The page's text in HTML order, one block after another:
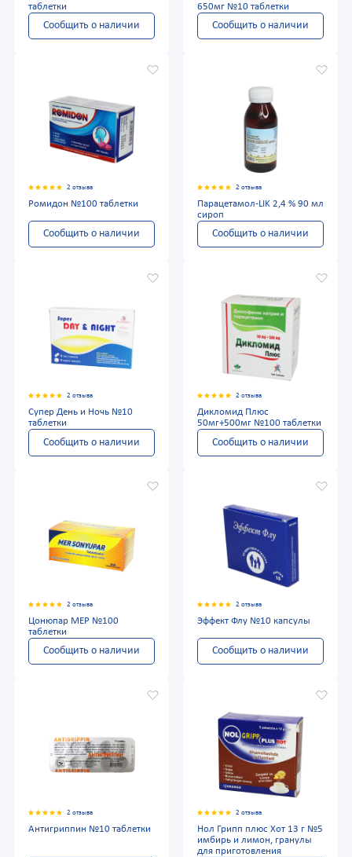
таблетки
Сообщить о наличии
650мг №10 таблетки
Сообщить о наличии
2 отзыва
Ромидон №100 таблетки
Сообщить о наличии
2 отзыва
Парацетамол-LIK 2,4 % 90 мл
сироп
Сообщить о наличии
2 отзыва
Супер День и Ночь №10
таблетки
Сообщить о наличии
2 отзыва
Дикломид Плюс
50мг+500мг №100 таблетки
Сообщить о наличии
2 отзыва
Цонюпар МЕР №100
таблетки
Сообщить о наличии
2 отзыва
Эффект Флу №10 капсулы
Сообщить о наличии
2 отзыва
Антигриппин №10 таблетки
2 отзыва
Нол Грипп плюс Хот 13 г №5
имбирь и лимон, гранулы
для приготовления